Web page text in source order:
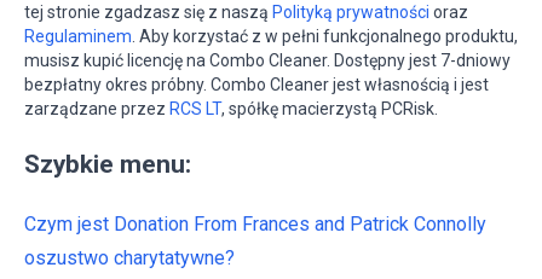
tej stronie zgadzasz się z naszą Polityką prywatności oraz
Regulaminem . Aby korzystać z w pełni funkcjonalnego produktu,
musisz kupić licencję na Combo Cleaner. Dostępny jest 7-dniowy
bezpłatny okres próbny. Combo Cleaner jest własnością i jest
zarządzane przez RCS LT, spółkę macierzystą PCRisk.
Szybkie menu:
Czym jest Donation From Frances and Patrick Connolly
oszustwo charytatywne?